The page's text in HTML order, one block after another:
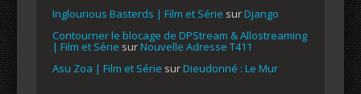
Inglourious Basterds | Film et Série surDjango
Contourner le blocage de DPStream & Allostreaming
| Film et Série surNouvelle Adresse T411
Asu Zoa | Film et Série surDieudonné : Le Mur